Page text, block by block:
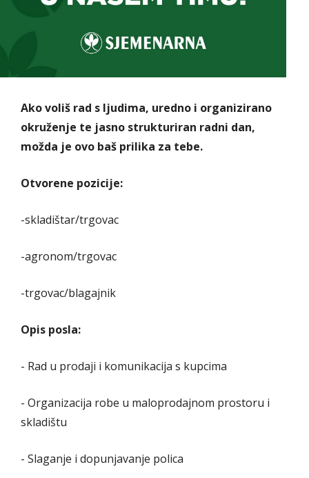
Ako voliš rad s ljudima, uredno i organizirano
okruženje te jasno strukturiran radni dan,
možda je ovo baš prilika za tebe.
Otvorene pozicije:
-skladištar/trgovac
-agronom/trgovac
-trgovac/blagajnik
Opis posla:
- Rad u prodaji i komunikacija s kupcima
- Organizacija robe u maloprodajnom prostoru i
skladištu
- Slaganje i dopunjavanje polica